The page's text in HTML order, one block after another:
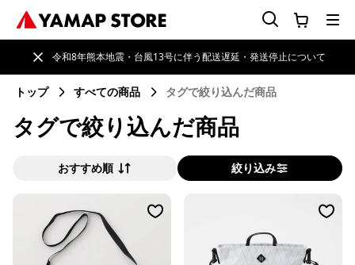
令和8年熊本地震・台風13号に伴う配送遅延・発送停止について
トップ すべての商品 タグで絞り込んだ商品
タグで絞り込んだ商品
おすすめ順 絞り込み